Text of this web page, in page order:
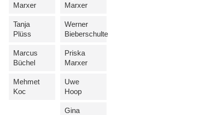
Marxer
Tanja
Plüss
Marcus
Büchel
Mehmet
Koc
Marxer
Werner
Bieberschulte
Priska
Marxer
Uwe
Hoop
Gina